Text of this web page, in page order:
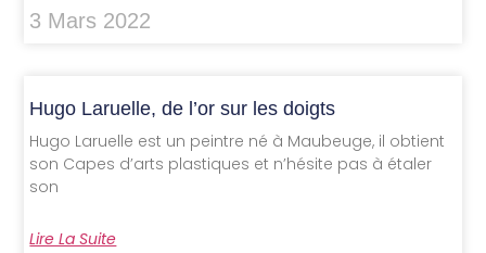
3 Mars 2022
Hugo Laruelle, de l’or sur les doigts
Hugo Laruelle est un peintre né à Maubeuge, il obtient
son Capes d’arts plastiques et n’hésite pas à étaler
son
Lire La Suite